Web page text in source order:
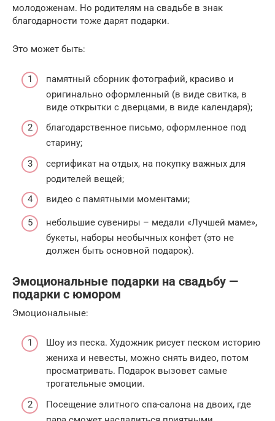
молодоженам. Но родителям на свадьбе в знак
благодарности тоже дарят подарки.
Это может быть:
памятный сборник фотографий, красиво и
оригинально оформленный (в виде свитка, в
виде открытки с дверцами, в виде календаря);
благодарственное письмо, оформленное под
старину;
сертификат на отдых, на покупку важных для
родителей вещей;
видео с памятными моментами;
небольшие сувениры – медали «Лучшей маме»,
букеты, наборы необычных конфет (это не
должен быть основной подарок).
Эмоциональные подарки на свадьбу —
подарки с юмором
Эмоциональные:
Шоу из песка. Художник рисует песком историю
жениха и невесты, можно снять видео, потом
просматривать. Подарок вызовет самые
трогательные эмоции.
Посещение элитного спа-салона на двоих, где